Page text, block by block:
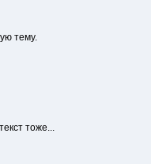
тему.
тоже...